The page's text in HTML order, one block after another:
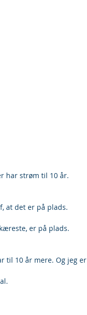
har strøm til 10 år.
at det er på plads.
er på plads.
til 10 år mere. Og jeg er